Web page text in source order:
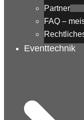
Partner
FAQ –
Eventtechnik